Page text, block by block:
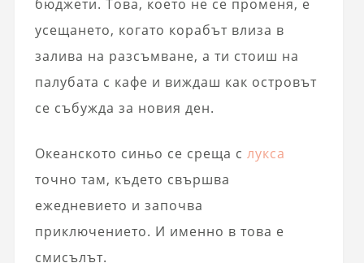
бюджети. Това, което не се променя, е
усещането, когато корабът влиза в
залива на разсъмване, а ти стоиш на
палубата с кафе и виждаш как островът
се събужда за новия ден.
Океанското синьо се среща с лукса
точно там, където свършва
ежедневието и започва
приключението. И именно в това е
смисълът.